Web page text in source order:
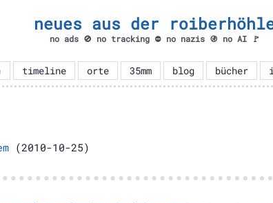
neues aus der
no ads 🚫 no tracking ⛔ no nazis 🚯 no AI 🚩
timeline orte 35mm blog bücher
(2010-10-25)